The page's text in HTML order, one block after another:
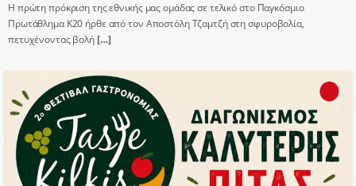
Η πρώτη πρόκριση της εθνικής μας ομάδας σε τελικό στο Παγκόσμιο
Πρωτάθλημα Κ20 ήρθε από τον Αποστόλη Τζαμτζή στη σφυροβολία,
πετυχένοντας βολή[…]